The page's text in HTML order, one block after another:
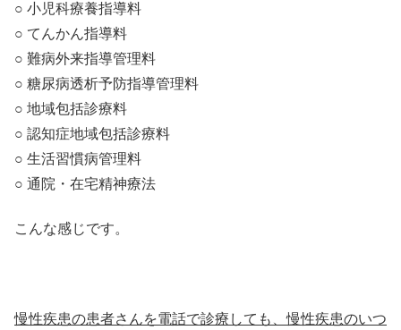
○ 小児科療養指導料
○ てんかん指導料
○ 難病外来指導管理料
○ 糖尿病透析予防指導管理料
○ 地域包括診療料
○ 認知症地域包括診療料
○ 生活習慣病管理料
○ 通院・在宅精神療法
こんな感じです。
慢性疾患の患者さんを電話で診療しても、慢性疾患のいつ